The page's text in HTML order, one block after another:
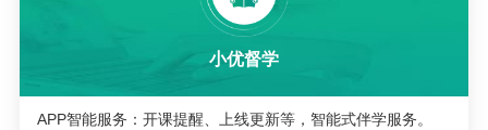
小优督学
APP智能服务：开课提醒、上线更新等，智能式伴学服务。